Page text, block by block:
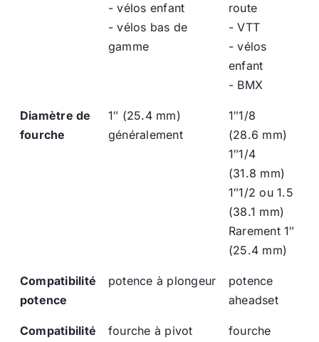
- vélos enfant
- vélos bas de
gamme
route
- VTT
- vélos
enfant
- BMX
Diamètre de
fourche
1″ (25.4 mm)
généralement
1″1/8
(28.6 mm)
1″1/4
(31.8 mm)
1″1/2 ou 1.5
(38.1 mm)
Rarement 1″
(25.4 mm)
Compatibilité
potence
potence à plongeur
potence
aheadset
Compatibilité
fourche à pivot
fourche